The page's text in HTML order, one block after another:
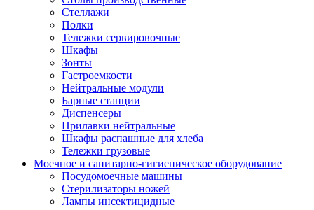
Стеллажи
Полки
Тележки сервировочные
Шкафы
Зонты
Гастроемкости
Нейтральные модули
Барные станции
Диспенсеры
Прилавки нейтральные
Шкафы распашные для хлеба
Тележки грузовые
Моечное и санитарно-гигиеническое оборудование
Посудомоечные машины
Стерилизаторы ножей
Лампы инсектицидные